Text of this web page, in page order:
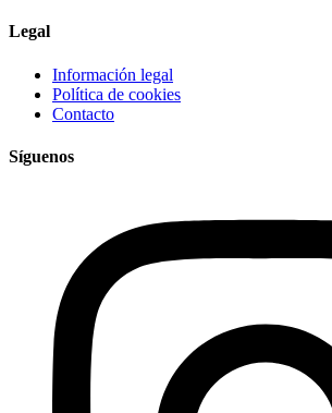
Legal
Información legal
Política de cookies
Contacto
Síguenos